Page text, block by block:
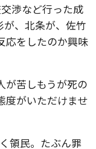
渉など行った成
が、北条が、佐竹
応をしたのか興味
が苦しもうが死の
度がいただけませ
領民。たぶん罪